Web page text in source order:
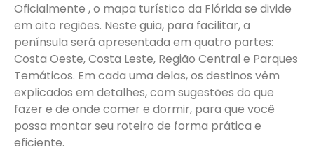
Oficialmente , o mapa turístico da Flórida se divide
em oito regiões. Neste guia, para facilitar, a
península será apresentada em quatro partes:
Costa Oeste, Costa Leste, Região Central e Parques
Temáticos. Em cada uma delas, os destinos vêm
explicados em detalhes, com sugestões do que
fazer e de onde comer e dormir, para que você
possa montar seu roteiro de forma prática e
eficiente.